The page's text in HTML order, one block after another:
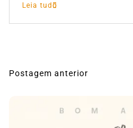
Leia tudo
N
Postagem anterior